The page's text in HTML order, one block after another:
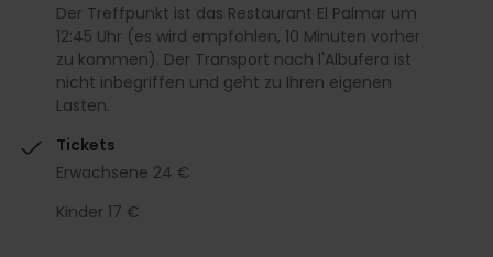
Der Treffpunkt ist das Restaurant El Palmar um
12:45 Uhr (es wird empfohlen, 10 Minuten vorher
zu kommen). Der Transport nach l'Albufera ist
nicht inbegriffen und geht zu Ihren eigenen
Lasten.
Tickets
Erwachsene 24 €
Kinder 17 €